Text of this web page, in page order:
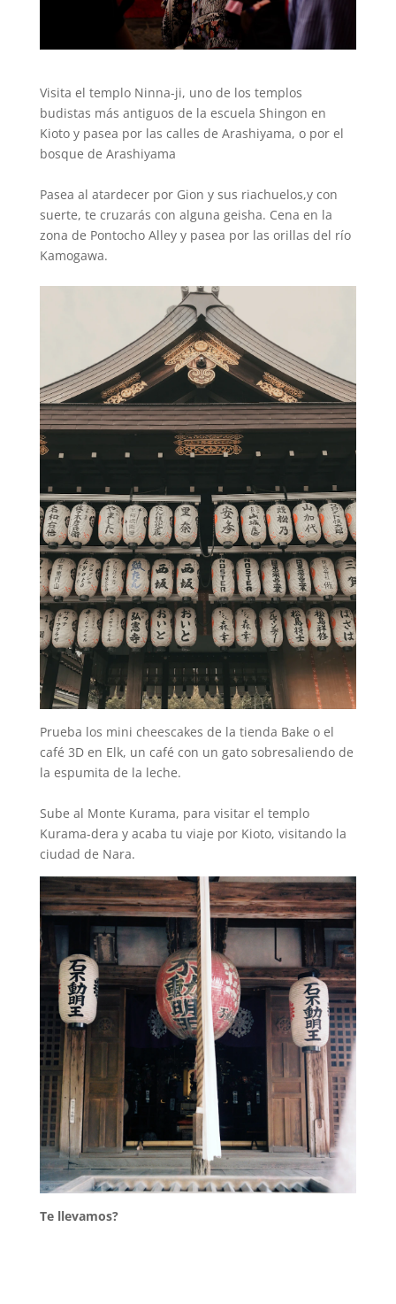
Visita el templo Ninna-ji, uno de los templos
budistas más antiguos de la escuela Shingon en
Kioto y pasea por las calles de Arashiyama, o por el
bosque de Arashiyama
Pasea al atardecer por Gion y sus riachuelos,y con
suerte, te cruzarás con alguna geisha. Cena en la
zona de Pontocho Alley y pasea por las orillas del río
Kamogawa.
Prueba los mini cheescakes de la tienda Bake o el
café 3D en Elk, un café con un gato sobresaliendo de
la espumita de la leche.
Sube al Monte Kurama, para visitar el templo
Kurama-dera y acaba tu viaje por Kioto, visitando la
ciudad de Nara.
Te llevamos?